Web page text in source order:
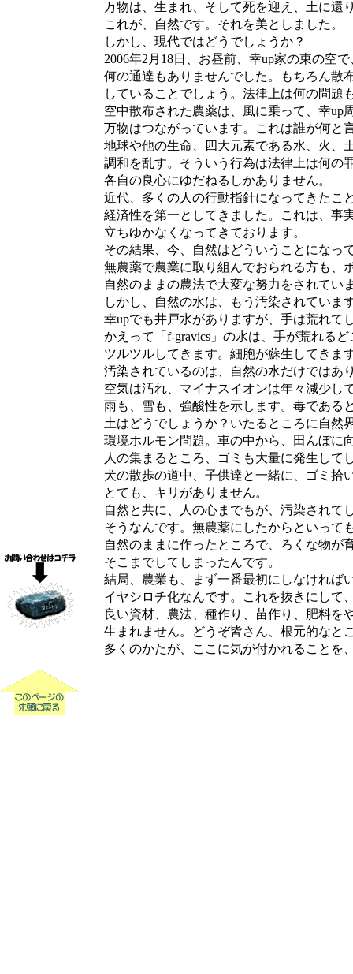
万物は、生まれ、そして死を迎え、土に還
これが、自然です。それを美としました。
しかし、現代ではどうでしょうか？
2006年2月18日、お昼前、幸up家の東の空で
何の通達もありませんでした。もちろん散
していることでしょう。法律上は何の問題
空中散布された農薬は、風に乗って、幸up
万物はつながっています。これは誰が何と
地球や他の生命、四大元素である水、火、
調和を乱す。そういう行為は法律上は何の
各自の良心にゆだねるしかありません。
近代、多くの人の行動指針になってきたこ
経済性を第一としてきました。これは、事
立ちゆかなくなってきております。
その結果、今、自然はどういうことになっ
無農薬で農業に取り組んでおられる方も、
自然のままの農法で大変な努力をされてい
しかし、自然の水は、もう汚染されていま
幸upでも井戸水がありますが、手は荒れて
かえって「f-gravics」の水は、手が荒れるど
ツルツルしてきます。細胞が蘇生してきま
汚染されているのは、自然の水だけではあ
空気は汚れ、マイナスイオンは年々減少し
雨も、雪も、強酸性を示します。毒である
土はどうでしょうか？いたるところに自然
環境ホルモン問題。車の中から、田んぼに
人の集まるところ、ゴミも大量に発生して
犬の散歩の道中、子供達と一緒に、ゴミ拾
とても、キリがありません。
自然と共に、人の心までもが、汚染されて
そうなんです。無農薬にしたからといって
自然のままに作ったところで、ろくな物が
そこまでしてしまったんです。
結局、農業も、まず一番最初にしなければ
イヤシロチ化なんです。これを抜きにして
良い資材、農法、種作り、苗作り、肥料を
生まれません。どうぞ皆さん、根元的なと
多くのかたが、ここに気が付かれることを